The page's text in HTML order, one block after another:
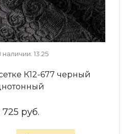
наличии: 13.25
К12-677 черный
725 руб.